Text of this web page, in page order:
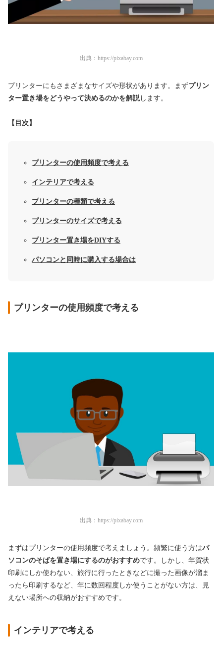
出典： https://pixabay.com
プリンターにもさまざまなサイズや形状があります。まずプリン
ター置き場をどうやって決めるのかを解説 します。
【目次】
プリンターの使用頻度で考える
インテリアで考える
プリンターの種類で考える
プリンターのサイズで考える
プリンター置き場をDIYする
パソコンと同時に購入する場合は
プリンターの使用頻度で考える
出典： https://pixabay.com
まずはプリンターの使用頻度で考えましょう。頻繁に使う方はパ
ソコンのそばを置き場にするのがおすすめです。しかし、年賀状
印刷にしか使わない、旅行に行ったときなどに撮った画像が溜ま
ったら印刷するなど、年に数回程度しか使うことがない方は、見
えない場所への収納がおすすめです。
インテリアで考える